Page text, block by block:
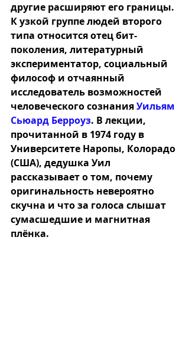
другие расширяют его границы.
К узкой группе людей второго
типа относится отец бит-
поколения, литературный
экспериментатор, социальный
философ и отчаянный
исследователь возможностей
человеческого сознанияУильям
Сьюард Берроуз. В лекции,
прочитанной в 1974 году в
Университете Наропы, Колорадо
(США), дедушка Уил
рассказывает о том, почему
оригинальность невероятно
скучна и что за голоса слышат
сумасшедшие и магнитная
плёнка.